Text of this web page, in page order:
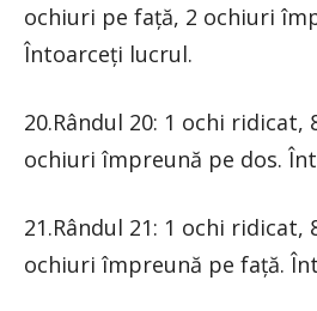
ochiuri pe față, 2 ochiuri
Întoarceți lucrul.
20.Rândul 20: 1 ochi ridicat,
ochiuri împreună pe dos.
21.Rândul 21: 1 ochi ridicat,
ochiuri împreună pe față.